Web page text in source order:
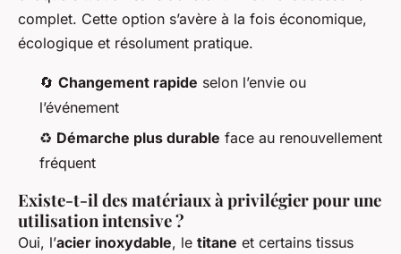
complet. Cette option s’avère à la fois économique,
écologique et résolument pratique.
🔄 Changement rapide selon l’envie ou
l’événement
♻️ Démarche plus durable face au renouvellement
fréquent
Existe-t-il des matériaux à privilégier pour une
utilisation intensive ?
Oui, l’acier inoxydable, le titane et certains tissus